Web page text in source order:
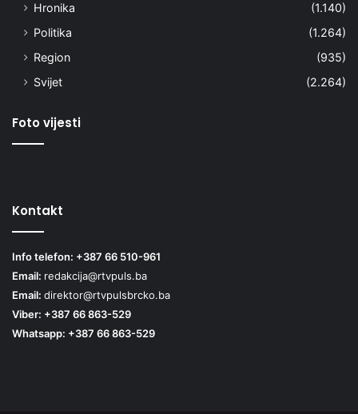
Hronika
(1.140)
Politika
(1.264)
Region
(935)
Svijet
(2.264)
Foto vijesti
Kontakt
Info telefon: +387 66 510-961
Email: redakcija@rtvpuls.ba
Email: direktor@rtvpulsbrcko.ba
Viber: +387 66 863-529
Whatsapp: +387 66 863-529